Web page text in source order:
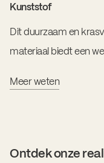
Kunststof
Dit duurzaam en
materiaal biedt een
Meer weten
Ontdek onze